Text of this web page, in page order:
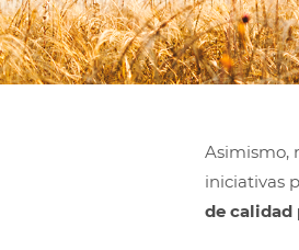
Asimismo,
iniciativas
de calidad